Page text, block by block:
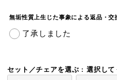
無垢性質上生じた事象による返品・
了承しました
セット／チェアを選ぶ
選択して